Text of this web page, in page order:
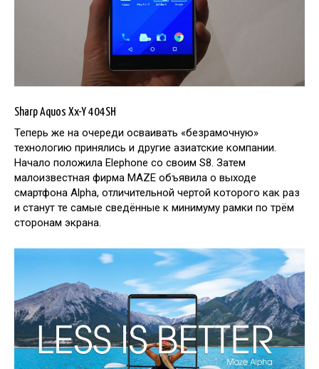
Sharp Aquos Xx-Y 404SH
Теперь же на очереди осваивать «безрамочную»
технологию принялись и другие азиатские компании.
Начало положила Elephone со своим S8. Затем
малоизвестная фирма MAZE объявила о выходе
смартфона Alpha, отличительной чертой которого как раз
и станут те самые сведённые к минимуму рамки по трём
сторонам экрана.